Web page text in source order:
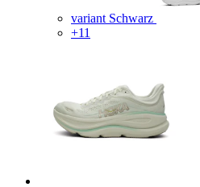
variant Schwarz
+11